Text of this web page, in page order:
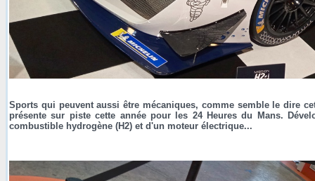
Sports qui peuvent aussi être mécaniques, comme semble le dire
présente sur piste cette année pour les 24 Heures du Mans.
combustible hydrogène (H2) et d'un moteur électrique...